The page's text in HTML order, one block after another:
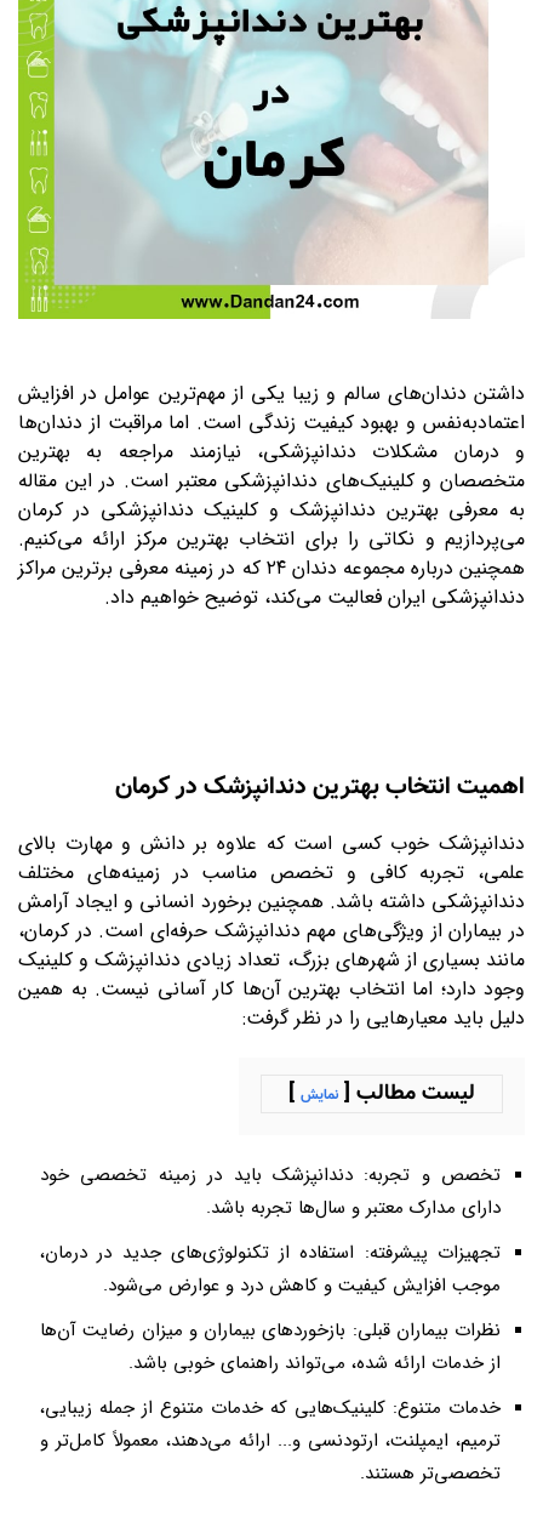
داشتن دندان‌های سالم و زیبا یکی از مهم‌ترین عوامل در افزایش
اعتمادبه‌نفس و بهبود کیفیت زندگی است. اما مراقبت از دندان‌ها
و درمان مشکلات دندانپزشکی، نیازمند مراجعه به بهترین
متخصصان و کلینیک‌های دندانپزشکی معتبر است. در این مقاله
به معرفی بهترین دندانپزشک و کلینیک دندانپزشکی در کرمان
می‌پردازیم و نکاتی را برای انتخاب بهترین مرکز ارائه می‌کنیم.
همچنین درباره مجموعه دندان ۲۴ که در زمینه معرفی برترین مراکز
دندانپزشکی ایران فعالیت می‌کند، توضیح خواهیم داد.
اهمیت انتخاب بهترین دندانپزشک در کرمان
دندانپزشک خوب کسی است که علاوه بر دانش و مهارت بالای
علمی، تجربه کافی و تخصص مناسب در زمینه‌های مختلف
دندانپزشکی داشته باشد. همچنین برخورد انسانی و ایجاد آرامش
در بیماران از ویژگی‌های مهم دندانپزشک حرفه‌ای است. در کرمان،
مانند بسیاری از شهرهای بزرگ، تعداد زیادی دندانپزشک و کلینیک
وجود دارد؛ اما انتخاب بهترین آن‌ها کار آسانی نیست. به همین
دلیل باید معیارهایی را در نظر گرفت:
لیست مطالب [ نمایش ]
تخصص و تجربه: دندانپزشک باید در زمینه تخصصی خود
دارای مدارک معتبر و سال‌ها تجربه باشد.
تجهیزات پیشرفته: استفاده از تکنولوژی‌های جدید در درمان،
موجب افزایش کیفیت و کاهش درد و عوارض می‌شود.
نظرات بیماران قبلی: بازخوردهای بیماران و میزان رضایت آن‌ها
از خدمات ارائه شده، می‌تواند راهنمای خوبی باشد.
خدمات متنوع: کلینیک‌هایی که خدمات متنوع از جمله زیبایی،
ترمیم، ایمپلنت، ارتودنسی و... ارائه می‌دهند، معمولاً کامل‌تر و
تخصصی‌تر هستند.